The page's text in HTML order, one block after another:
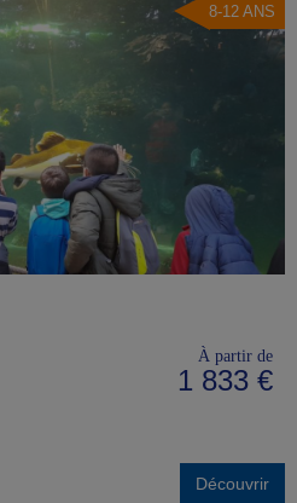
8-12 ANS
À partir de
1 833 €
Découvrir